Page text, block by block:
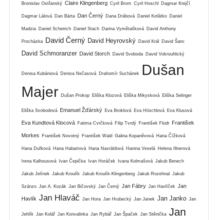
Bronislav Ostřanský Claire Klingenberg Cyril Brom Cyril Hoschl Dagmar Krejčí
Dagmar Lálová Dan Bárta Dan Černý Dana Drábová Daniel Koťátko Daniel
Madzia Daniel Scheirich Daniel Stach Darina Vymětalíková David Anthony
Procházka David Černý David Heyrovský David Král David Šanc
David Schmoranzer David Storch David Svoboda David Vokrouhlický
Denisa Kubániová Denisa Nečasová Drahomír Suchánek
Dušan
Majer Dušan Prokop Eliška Klozová Eliška Mikysková Eliška Selinger
Eliška Svobodová Emanuel Žďárský Eva Broklová Eva Höschlová Eva Klusová
Eva Kundtová Klocová Fatima Cvrčková Filip Tvrdý František Flodr František
Morkes František Novotný František Wald Galina Kopaněvová Hana Čížková
Hana Dufková Hana Habartová Hana Navrátilová Hanina Veselá Helena Illnerová
Irena Kalhousová Ivan Čepička Ivan Horáček Ivana Kolmašová Jakub Benech
Jakub Jelínek Jakub Kroulík Jakub Kroulík-Klingenberg Jakub Rozehnal Jakub
Szánzo Jan A. Kozák Jan Bičovský Jan Černý Jan Fábry Jan Havlíček Jan
Havlík Jan Hlaváč Jan Hora Jan Hrubecký Jan Janek Jan Janko Jan
Jehlík Jan Kolář Jan Konvalinka Jan Rybář Jan Špaček Jan Stěnička Jan